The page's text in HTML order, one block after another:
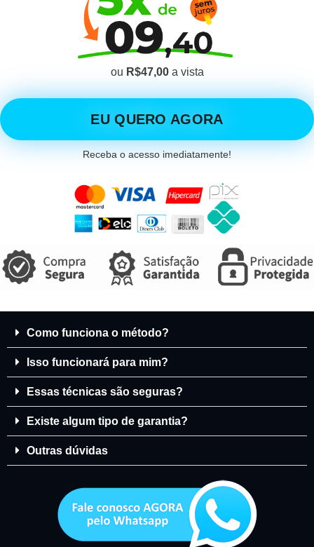
ou R$47,00a vista
EU QUERO AGORA
Receba o acesso imediatamente!
Como funciona o método?
Isso funcionará para mim?
Essas técnicas são seguras?
Existe algum tipo de garantia?
Outras dúvidas